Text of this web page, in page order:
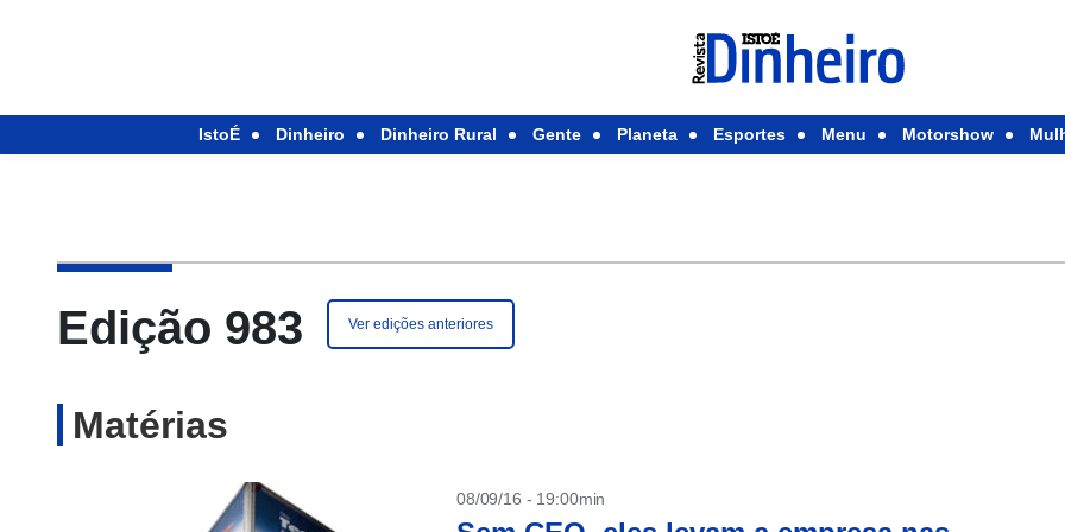
IstoÉ Dinheiro Dinheiro Rural Gente Planeta Esportes Menu Motorshow
Edição 983 Ver edições anteriores
Matérias
08/09/16 - 19:00min